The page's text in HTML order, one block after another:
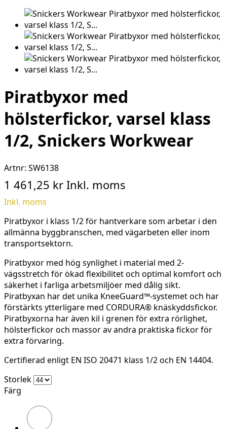
Piratbyxor med
hölsterfickor, varsel klass
1/2, Snickers Workwear
Artnr: SW6138
1 461,25 kr Inkl. moms
Inkl. moms
Piratbyxor i klass 1/2 för hantverkare som arbetar i den
allmänna byggbranschen, med vägarbeten eller inom
transportsektorn.
Piratbyxor med hög synlighet i material med 2-
vägsstretch för ökad flexibilitet och optimal komfort och
säkerhet i farliga arbetsmiljöer med dålig sikt.
Piratbyxan har det unika KneeGuard™-systemet och har
förstärkts ytterligare med CORDURA® knäskyddsfickor.
Piratbyxorna har även kil i grenen för extra rörlighet,
hölsterfickor och massor av andra praktiska fickor för
extra förvaring.
Certifierad enligt EN ISO 20471 klass 1/2 och EN 14404.
Storlek
Färg